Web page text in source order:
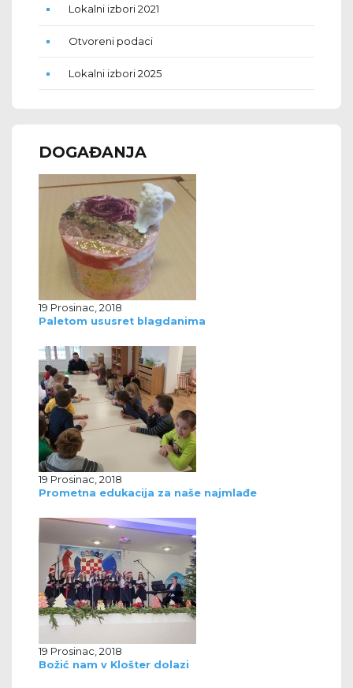
Lokalni izbori 2021
Otvoreni podaci
Lokalni izbori 2025
DOGAĐANJA
19 Prosinac, 2018
Paletom ususret blagdanima
19 Prosinac, 2018
Prometna edukacija za naše najmlađe
19 Prosinac, 2018
Božić nam v Klošter dolazi